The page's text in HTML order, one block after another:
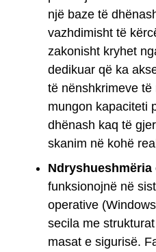
një baze të
vazhdimisht të
zakonisht kryhet
dedikuar që ka
të nënshkrimeve
mungon kapaciteti
dhënash kaq të
skanim në kohë
Ndryshueshmëria
funksionojnë në
operative
secila me
masat e sigurisë.